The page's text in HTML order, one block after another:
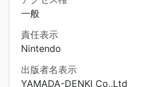
一般
責任表示
Nintendo
出版者名表示
YAMADA-DENKI Co.,Ltd